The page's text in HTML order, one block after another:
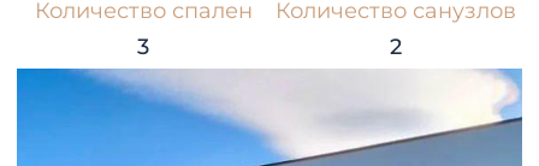
Количество спален
3
Количество санузлов
2